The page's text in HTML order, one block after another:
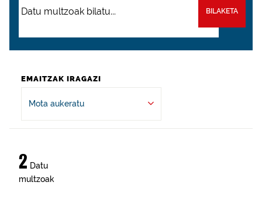
BILAKETA
EMAITZAK IRAGAZI
Mota aukeratu
2 Datu
multzoak